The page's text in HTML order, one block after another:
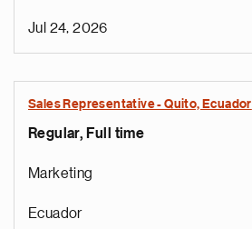
Jul 24, 2026
Sales Representative - Quito, Ecuador
Regular, Full time
Marketing
Ecuador